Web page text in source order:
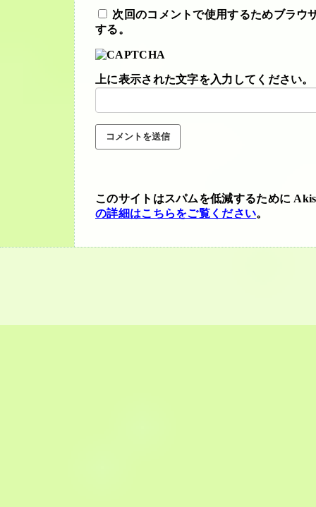
次回のコメントで使用するためブラウ
する。
上に表示された文字を入力してください。
このサイトはスパムを低減するために
の詳細はこちらをご覧ください。